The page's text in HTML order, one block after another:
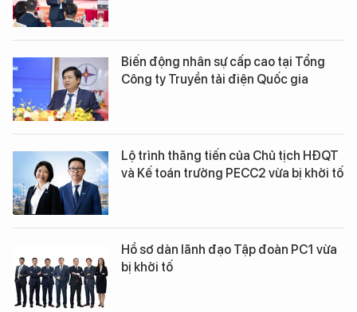
Biến động nhân sự cấp cao tại Tổng
Công ty Truyền tải điện Quốc gia
Lộ trình thăng tiến của Chủ tịch HĐQT
và Kế toán trưởng PECC2 vừa bị khởi tố
Hồ sơ dàn lãnh đạo Tập đoàn PC1 vừa
bị khởi tố